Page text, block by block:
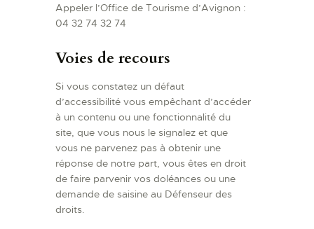
Appeler l’Office de Tourisme d’Avignon :
04 32 74 32 74
Voies de recours
Si vous constatez un défaut
d’accessibilité vous empêchant d’accéder
à un contenu ou une fonctionnalité du
site, que vous nous le signalez et que
vous ne parvenez pas à obtenir une
réponse de notre part, vous êtes en droit
de faire parvenir vos doléances ou une
demande de saisine au Défenseur des
droits.